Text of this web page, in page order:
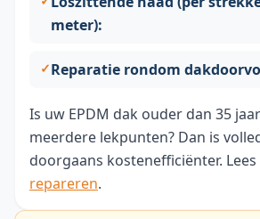
meter):
Reparatie rondom
Is uw EPDM dak ouder dan 35
meerdere lekpunten? Dan is
doorgaans kostenefficiënter.
repareren.